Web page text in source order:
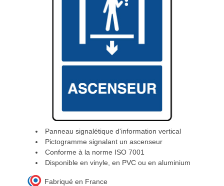
Panneau signalétique d'information vertical
Pictogramme signalant un ascenseur
Conforme à la norme ISO 7001
Disponible en vinyle, en PVC ou en aluminium
Fabriqué en France